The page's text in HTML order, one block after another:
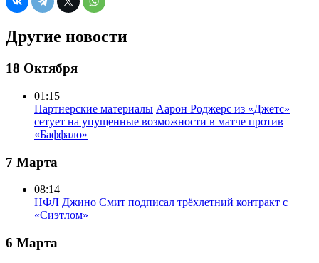
Другие новости
18 Октября
01:15
Партнерские материалы Аарон Роджерс из «Джетс»
сетует на упущенные возможности в матче против
«Баффало»
7 Марта
08:14
НФЛ Джино Смит подписал трёхлетний контракт с
«Сиэтлом»
6 Марта